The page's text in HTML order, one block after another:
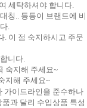
세탁하셔야 합니다.
칭.. 등등이 브랜드에 비
.
. 이 점 숙지하시고 주문
니다.
숙지해 주세요~
지해 주세요~
가이드라인을 준수하나
과 달리 수입상품 특성